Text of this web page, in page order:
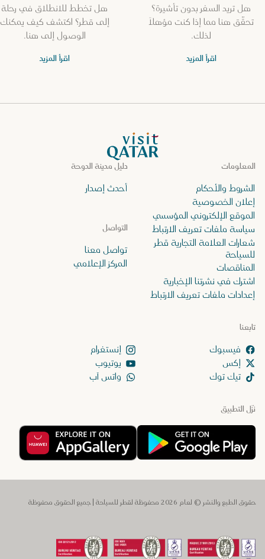
هل تريد السفر بدون تأشيرة؟
تحقّق هنا مما إذا كنت مؤهلاً
لذلك.
اقرأ المزيد
هل تخطط للانطلاق في رحلة
إلى قطر؟ اكتشف كيف يمكنك
الوصول إلى هنا.
اقرأ المزيد
الصفحة الرئيسية لموقع VisitQatar
نزّل التطبيق
دليل مدينة الدوحة
أحدث إصدار
تابعنا
إنستغرام
إكس
يوتيوب
تيك توك
واتس آب
التواصل
تواصل معنا
المركز الإعلامي
المعلومات
الشروط والأحكام
إعلان الخصوصية
الموقع الإلكتروني المؤسسي
سياسة ملفات تعريف الارتباط
شعارات العلامة التجارية قطر
للسياحة
المناقصات
اشترك في نشرتنا الإخبارية
إعدادات ملفات تعريف الارتباط
حقوق الطبع والنشر © لعام 2026 محفوظة لقطر للسياحة | جميع الحقوق محفوظة